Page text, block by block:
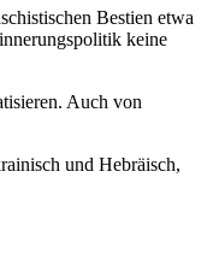
Bestien etwa
keine
Auch von
und Hebrä­isch,